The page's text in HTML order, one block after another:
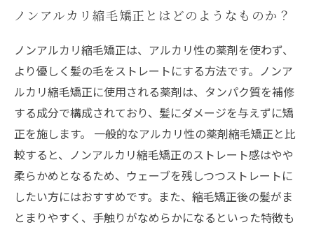
ノンアルカリ縮毛矯正とはどのようなものか？
ノンアルカリ縮毛矯正は、アルカリ性の薬剤を使わず、
より優しく髪の毛をストレートにする方法です。ノンア
ルカリ縮毛矯正に使用される薬剤は、タンパク質を補修
する成分で構成されており、髪にダメージを与えずに矯
正を施します。 一般的なアルカリ性の薬剤縮毛矯正と比
較すると、ノンアルカリ縮毛矯正のストレート感はやや
柔らかめとなるため、ウェーブを残しつつストレートに
したい方にはおすすめです。また、縮毛矯正後の髪がま
とまりやすく、手触りがなめらかになるといった特徴も